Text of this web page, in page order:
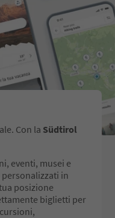
Con la Südtirol
eventi, musei e
in
posizione
biglietti per